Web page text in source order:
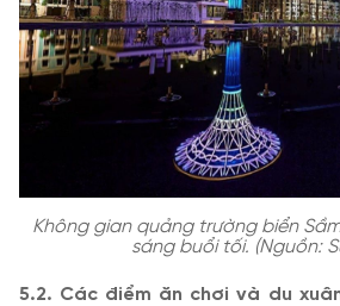
Không gian quảng trường biển
sáng buổi tối. (Nguồn:
5.2. Các điểm ăn chơi và du